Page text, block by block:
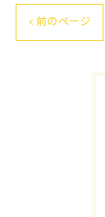
< 前のページ